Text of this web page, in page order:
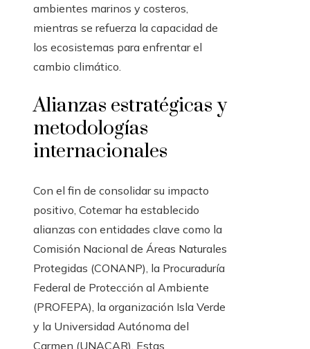
ambientes marinos y costeros,
mientras se refuerza la capacidad de
los ecosistemas para enfrentar el
cambio climático.
Alianzas estratégicas y
metodologías
internacionales
Con el fin de consolidar su impacto
positivo, Cotemar ha establecido
alianzas con entidades clave como la
Comisión Nacional de Áreas Naturales
Protegidas (CONANP), la Procuraduría
Federal de Protección al Ambiente
(PROFEPA), la organización Isla Verde
y la Universidad Autónoma del
Carmen (UNACAR). Estas